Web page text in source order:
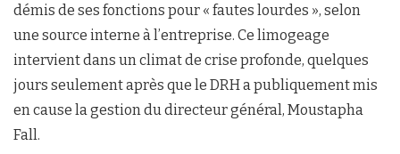
démis de ses fonctions pour « fautes lourdes », selon
une source interne à l’entreprise. Ce limogeage
intervient dans un climat de crise profonde, quelques
jours seulement après que le DRH a publiquement mis
en cause la gestion du directeur général, Moustapha
Fall.